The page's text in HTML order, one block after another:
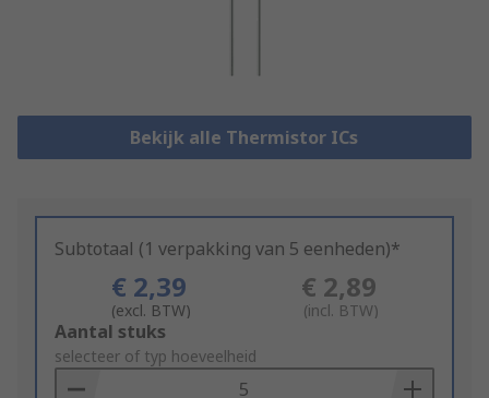
Bekijk alle Thermistor ICs
Subtotaal (1 verpakking van 5 eenheden)*
€ 2,39
(excl. BTW)
€ 2,89
(incl. BTW)
Add
to
Basket
Aantal stuks
selecteer of typ hoeveelheid